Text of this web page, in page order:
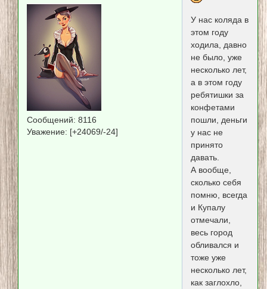
Сообщений: 8116
Уважение: [+24069/-24]
У нас коляда в
этом году
ходила, давно
не было, уже
несколько лет,
а в этом году
ребятишки за
конфетами
пошли, деньги
у нас не
принято
давать.
А вообще,
сколько себя
помню, всегда
и Купалу
отмечали,
весь город
обливался и
тоже уже
несколько лет,
как заглохло,